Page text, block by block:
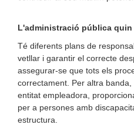
L'administració pública quin
Té diferents plans de
vetllar i garantir el correcte
assegurar-se que tots els
correctament. Per altra
entitat empleadora,
per a persones amb
estructura.